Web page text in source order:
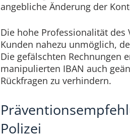
angebliche Änderung der
Die hohe Professionalität des
Kunden nahezu unmöglich,
Die gefälschten Rechnungen
manipulierten IBAN auch
Rückfragen zu verhindern.
Polizei